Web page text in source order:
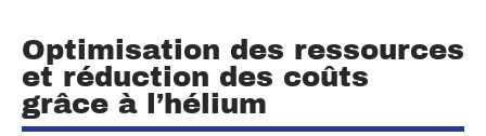
Optimisation des ressources
et réduction des coûts
grâce à l’hélium